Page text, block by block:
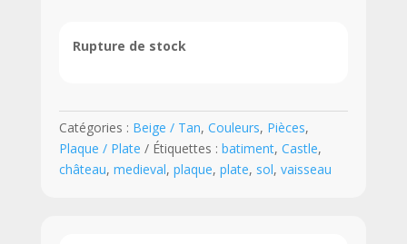
Rupture de stock
Catégories : Beige / Tan, Couleurs, Pièces,
Plaque / Plate
Étiquettes : batiment, Castle,
château, medieval, plaque, plate, sol, vaisseau